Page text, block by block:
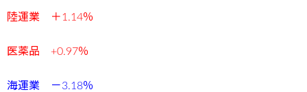
陸運業 ＋1.14％
医薬品 +0.97％
海運業 －3.18％